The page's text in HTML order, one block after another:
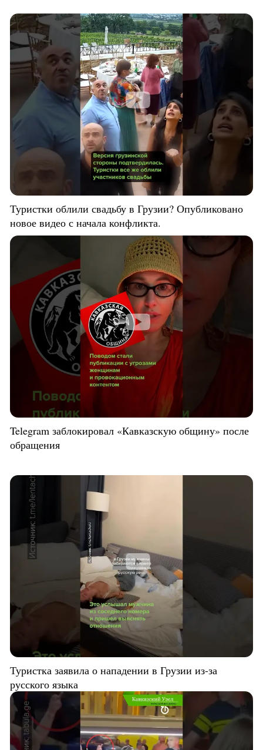
Туристки облили свадьбу в Грузии? Опубликовано
новое видео с начала конфликта.
Telegram заблокировал «Кавказскую общину» после
обращения
Туристка заявила о нападении в Грузии из-за
русского языка